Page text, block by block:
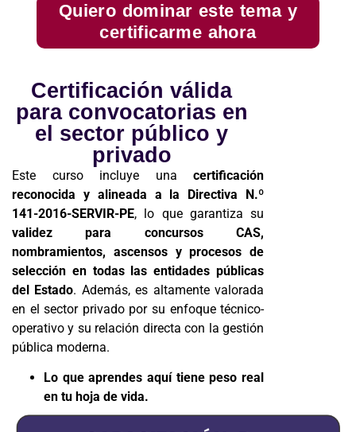
Quiero dominar este tema y
certificarme ahora
Certificación válida
para convocatorias en
el sector público y
privado
Este curso incluye unacertificación
reconocida y alineada a la Directiva N.º
141-2016-SERVIR-PE, lo que garantiza su
validez para concursos CAS,
nombramientos, ascensos y procesos de
selección en todas las entidades públicas
del Estado. Además, es altamente valorada
en el sector privado por su enfoque técnico-
operativo y su relación directa con la gestión
pública moderna.
Lo que aprendes aquí tiene peso real
en tu hoja de vida.